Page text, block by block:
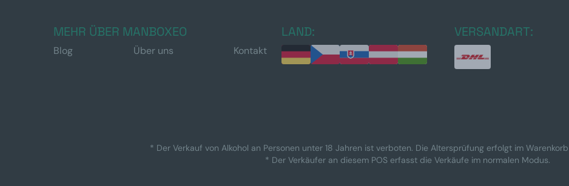
MEHR ÜBER MANBOXEO
Blog Über uns Kontakt
LAND: VERSANDART:
* Der Verkauf von Alkohol an Personen unter 18 Jahren ist verboten. Die Altersprüfung erfolgt im
* Der Verkäufer an diesem POS erfasst die Verkäufe im normalen Modus.